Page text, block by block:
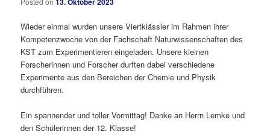
Wieder einmal wurden unsere Viertklässler im Rahmen ihrer
Kompetenzwoche von der Fachschaft Naturwissenschaften des
KST zum Experimentieren eingeladen. Unsere kleinen
Forscherinnen und Forscher durften dabei verschiedene
Experimente aus den Bereichen der Chemie und Physik
durchführen.
Ein spannender und toller Vormittag! Danke an Herrn Lemke und
den Schülerinnen der 12. Klasse!